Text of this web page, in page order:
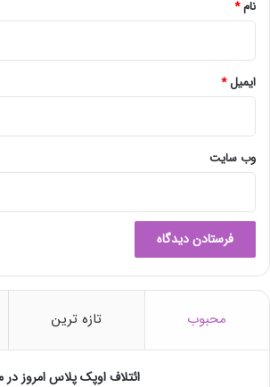
س
پ
د
ه
ش
د
نام*
ایمیل*
وب‌ سایت
محبوب تازه ترین
ائتلاف اوپک پلاس امروز